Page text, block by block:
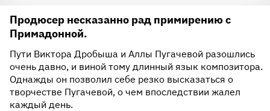
Продюсер несказанно рад примирению с
Примадонной.
Пути Виктора Дробыша и Аллы Пугачевой разошлись
очень давно, и виной тому длинный язык композитора.
Однажды он позволил себе резко высказаться о
творчестве Пугачевой, о чем впоследствии жалел
каждый день.